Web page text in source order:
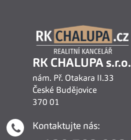
RK CHALUPA s.r.o.
nám. Př. Otakara II.33
České Budějovice
370 01
Kontaktujte nás: